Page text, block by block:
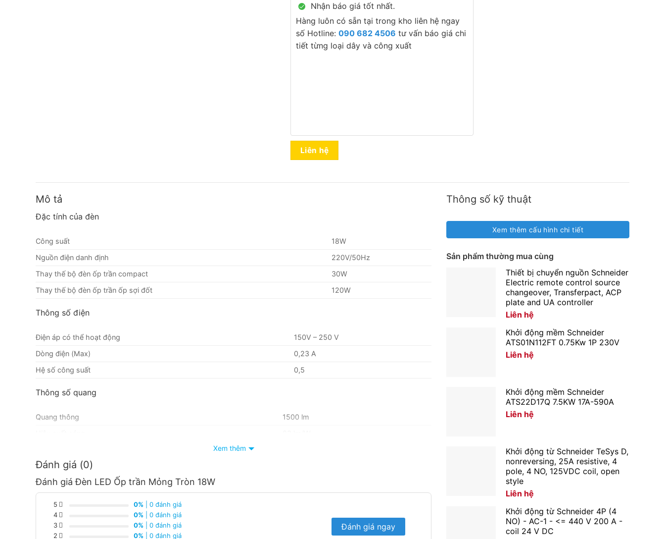
Nhận báo giá tốt nhất.
Hàng luôn có sẵn tại trong kho liên hệ ngay
số Hotline: 090 682 4506 tư vấn báo giá chi
tiết từng loại dây và công xuất
Liên hệ
Mô tả
Đặc tính của đèn
Công suất
18W
Nguồn điện danh định
220V/50Hz
Thay thế bộ đèn ốp trần compact
30W
Thay thế bộ đèn ốp trần ốp sợi đốt
120W
Thông số điện
Điện áp có thể hoạt động
150V – 250 V
Dòng điện (Max)
0,23 A
Hệ số công suất
0,5
Thông số quang
Quang thông
1500 lm
Hệ số trả màu (CRI)
Tuổi thọ
Tuổi thọ đèn
Chu kỳ tắt/bật
Xem thêm
Đánh giá (0)
Đánh giá Đèn LED Ốp trần Mỏng Tròn 18W
5 0% | 0 đánh giá
4
0% | 0 đánh giá
3
0% | 0 đánh giá
2
0% | 0 đánh giá
Đánh giá ngay
Thông số kỹ thuật
Xem thêm cấu hình chi tiết
Sản phẩm thường mua cùng
Thiết bị chuyển nguồn Schneider
Electric remote control source
changeover, Transferpact, ACP
plate and UA controller
Liên hệ
Khởi động mềm Schneider
ATS01N112FT 0.75Kw 1P 230V
Liên hệ
Khởi động mềm Schneider
ATS22D17Q 7.5KW 17A-590A
Liên hệ
Khởi động từ Schneider TeSys D,
nonreversing, 25A resistive, 4
pole, 4 NO, 125VDC coil, open
style
Liên hệ
Khởi động từ Schneider 4P (4
NO) - AC-1 - <= 440 V 200 A -
coil 24 V DC